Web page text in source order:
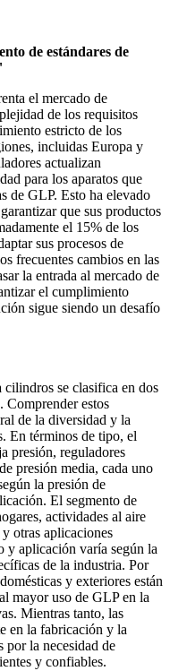
de estándares de
el mercado de
de los requisitos
estricto de los
incluidas Europa y
actualizan
para los aparatos que
de GLP. Esto ha elevado
que sus productos
el 15% de los
sus procesos de
frecuentes cambios en las
la entrada al mercado de
el cumplimiento
sigue siendo un desafío
se clasifica en dos
Comprender estos
de la diversidad y la
En términos de tipo, el
presión, reguladores
presión media, cada uno
la presión de
El segmento de
actividades al aire
otras aplicaciones
y aplicación varía según la
de la industria. Por
y exteriores están
mayor uso de GLP en la
Mientras tanto, las
en la fabricación y la
por la necesidad de
y confiables.